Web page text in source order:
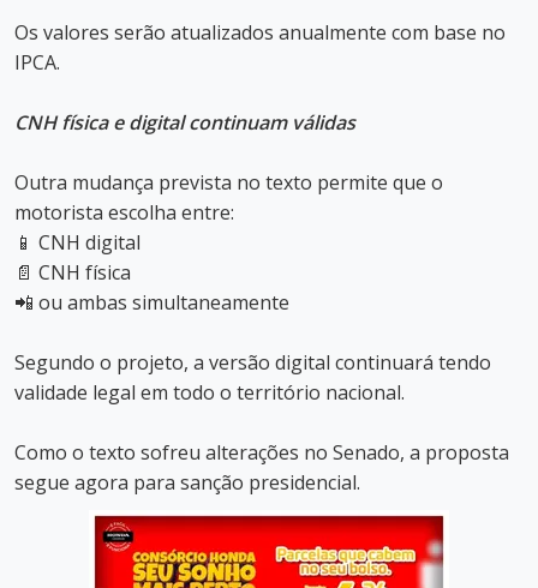
Os valores serão atualizados anualmente com base no
IPCA.
CNH física e digital continuam válidas
Outra mudança prevista no texto permite que o
motorista escolha entre:
📱 CNH digital
📄 CNH física
📲 ou ambas simultaneamente
Segundo o projeto, a versão digital continuará tendo
validade legal em todo o território nacional.
Como o texto sofreu alterações no Senado, a proposta
segue agora para sanção presidencial.